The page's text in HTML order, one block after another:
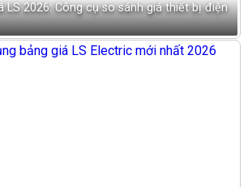
LS 2026: Công cụ so sánh giá thiết bị điện